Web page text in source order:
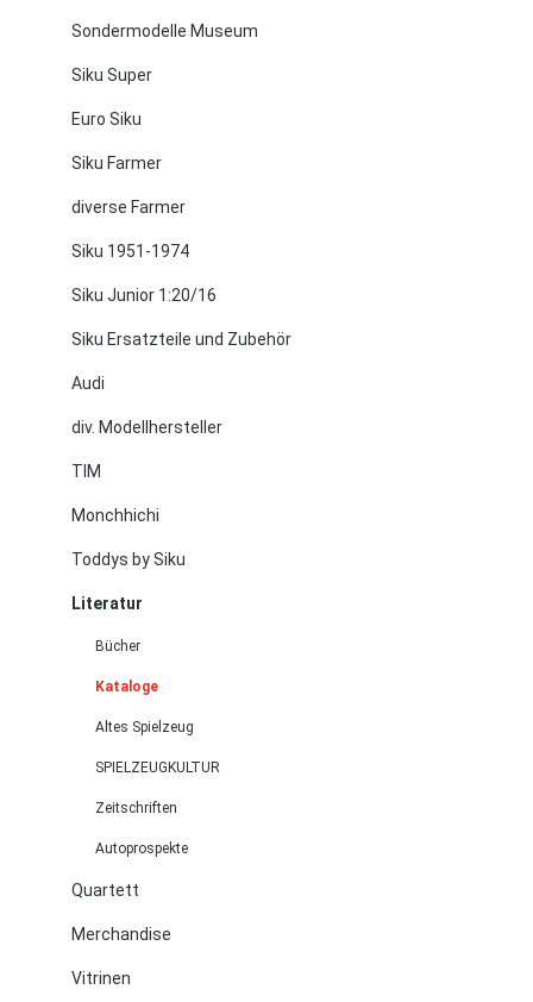
Sondermodelle Museum
Siku Super
Euro Siku
Siku Farmer
diverse Farmer
Siku 1951-1974
Siku Junior 1:20/16
Siku Ersatzteile und Zubehör
Audi
div. Modellhersteller
TIM
Monchhichi
Toddys by Siku
Literatur
Bücher
Kataloge
Altes Spielzeug
SPIELZEUGKULTUR
Zeitschriften
Autoprospekte
Quartett
Merchandise
Vitrinen